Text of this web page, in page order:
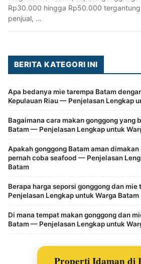
Rp30.000 hingga Rp50.000
penjual, …
BERITA KATEGORI INI
Apa bedanya mie tarempa Batam
Kepulauan Riau — Penjelasan Lengkap
Bagaimana cara makan gonggong yang
Batam — Penjelasan Lengkap untuk
Apakah gonggong Batam aman
pernah coba seafood — Penjelasan
Batam
Berapa harga seporsi gonggong dan
Penjelasan Lengkap untuk Warga Batam
Di mana tempat makan gonggong dan
Batam — Penjelasan Lengkap untuk
Properti Idaman di